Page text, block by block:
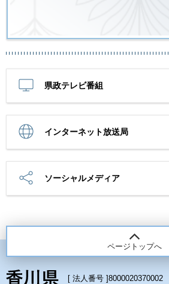
県政テレビ番組
インターネット放送局
ソーシャルメディア
ページトップへ
[ 法人番号 ]8000020370002